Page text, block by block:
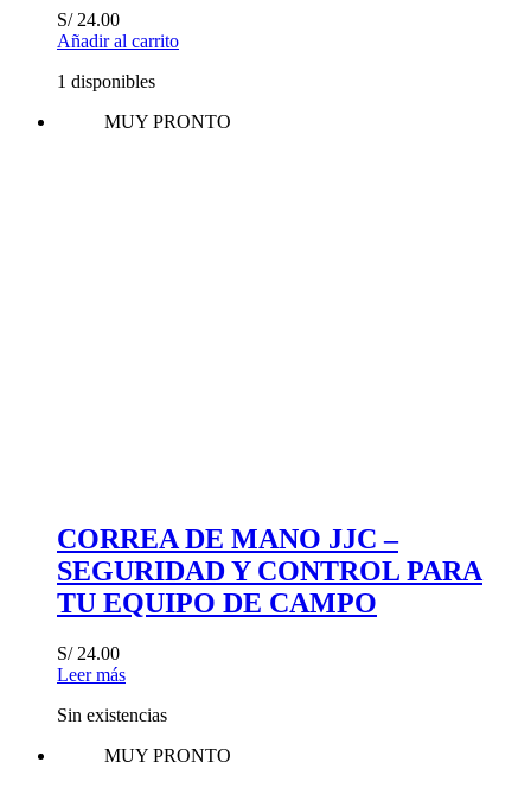
S/24.00
Añadir al carrito
1 disponibles
MUY PRONTO
CORREA DE MANO JJC –
SEGURIDAD Y CONTROL PARA
TU EQUIPO DE CAMPO
S/24.00
Leer más
Sin existencias
MUY PRONTO